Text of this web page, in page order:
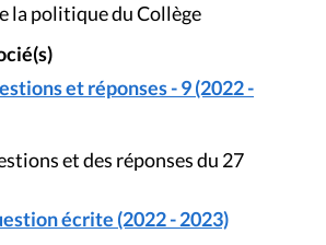
la politique du Collège
et réponses - 9 (2022 -
et des réponses du 27
écrite (2022 - 2023)